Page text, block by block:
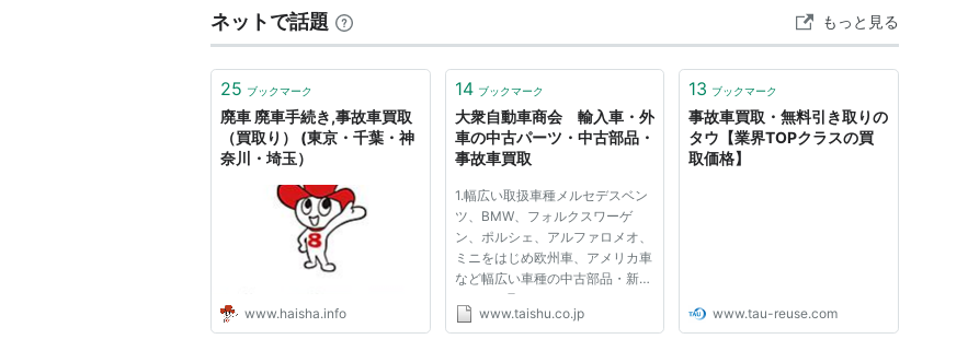
ネットで話題 もっと見る
25 ブックマーク
廃車 廃車手続き,事故車買取
（買取り） (東京・千葉・神
奈川・埼玉）
www.haisha.info
14 ブックマーク
大衆自動車商会 輸入車・外
車の中古パーツ・中古部品・
事故車買取
1.幅広い取扱車種メルセデスベン
ツ、BMW、フォルクスワーゲ
ン、ポルシェ、アルファロメオ、
ミニをはじめ欧州車、アメリカ車
など幅広い車種の中古部品・新品
パーツを取りそろえております。
2.豊富な在庫毎月100台以上の部
www.taishu.co.jp
13 ブックマーク
事故車買取・無料引き取りの
タウ【業界TOPクラスの買
取価格】
www.tau-reuse.com